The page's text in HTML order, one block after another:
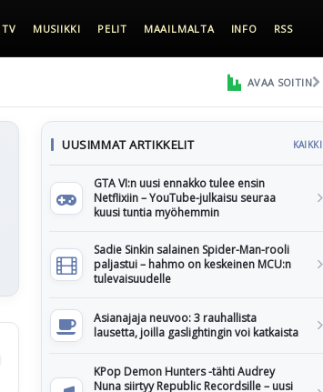
TV MUSIIKKI PELIT MAAILMALTA INFO RSS
AVAA SOITIN
UUSIMMAT ARTIKKELIT KAIKKI
GTA VI:n uusi ennakko tulee ensin
Netflixiin – YouTube-julkaisu seuraa
kuusi tuntia myöhemmin
Sadie Sinkin salainen Spider-Man-rooli
paljastui – hahmo on keskeinen MCU:n
tulevaisuudelle
Asianajaja neuvoo: 3 rauhallista
lausetta, joilla gaslightingin voi katkaista
KPop Demon Hunters -tähti Audrey
Nuna siirtyy Republic Recordsille – uusi